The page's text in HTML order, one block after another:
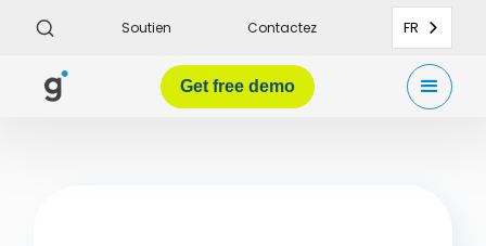
Soutien Contactez FR
Get free demo